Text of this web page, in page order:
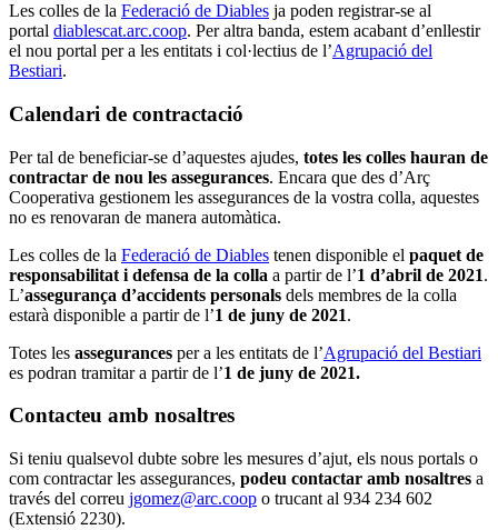
Les colles de la Federació de Diables ja poden registrar-se al
portal diablescat.arc.coop. Per altra banda, estem acabant d’enllestir
el nou portal per a les entitats i col·lectius de l’Agrupació del
Bestiari.
Calendari de contractació
Per tal de beneficiar-se d’aquestes ajudes, totes les colles hauran de
contractar de nou les assegurances. Encara que des d’Arç
Cooperativa gestionem les assegurances de la vostra colla, aquestes
no es renovaran de manera automàtica.
Les colles de la Federació de Diables tenen disponible el paquet de
responsabilitat i defensa de la colla a partir de l’1 d’abril de 2021.
L’assegurança d’accidents personals dels membres de la colla
estarà disponible a partir de l’1 de juny de 2021.
Totes les assegurances per a les entitats de l’Agrupació del Bestiari
es podran tramitar a partir de l’1 de juny de 2021.
Contacteu amb nosaltres
Si teniu qualsevol dubte sobre les mesures d’ajut, els nous portals o
com contractar les assegurances, podeu contactar amb nosaltres a
través del correu jgomez@arc.coop o trucant al 934 234 602
(Extensió 2230).